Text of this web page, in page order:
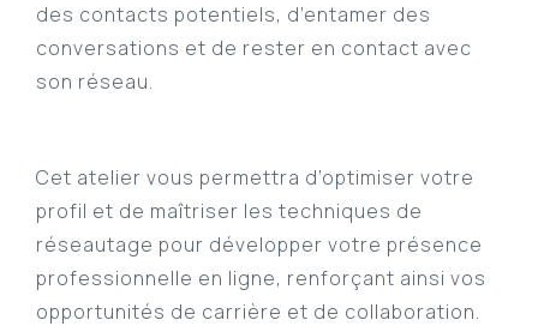
des contacts potentiels, d’entamer des
conversations et de rester en contact avec
son réseau.
Cet atelier vous permettra d’optimiser votre
profil et de maîtriser les techniques de
réseautage pour développer votre présence
professionnelle en ligne, renforçant ainsi vos
opportunités de carrière et de collaboration.